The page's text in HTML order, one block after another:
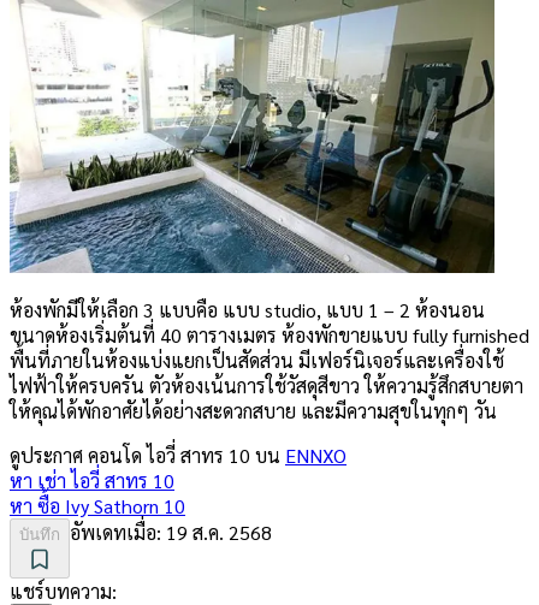
ห้องพักมีให้เลือก 3 แบบคือ แบบ studio, แบบ 1 – 2 ห้องนอน
ขนาดห้องเริ่มต้นที่ 40 ตารางเมตร ห้องพักขายแบบ fully furnished
พื้นที่ภายในห้องแบ่งแยกเป็นสัดส่วน มีเฟอร์นิเจอร์และเครื่องใช้
ไฟฟ้าให้ครบครัน ตัวห้องเน้นการใช้วัสดุสีขาว ให้ความรู้สึกสบายตา
ให้คุณได้พักอาศัยได้อย่างสะดวกสบาย และมีความสุขในทุกๆ วัน
ดูประกาศ คอนโดไอวี่ สาทร 10 บน ENNXO
หา เช่าไอวี่ สาทร 10
หา ซื้อ Ivy Sathorn 10
บันทึก อัพเดทเมื่อ: 19 ส.ค. 2568
แชร์บทความ: